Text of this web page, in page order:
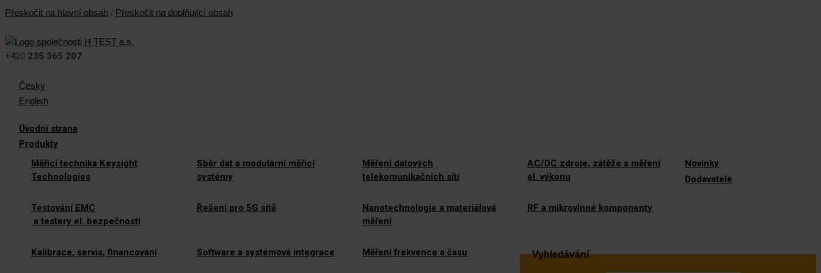
Přeskočit na hlavní obsah / Přeskočit na doplňující obsah
+420 235 365 207
Česky
English
Úvodní strana
Produkty
Měřicí technika Keysight
Technologies
Sběr dat a modulární měřicí
systémy
Měření datových
telekomunikačních sítí
AC/DC zdroje, zátěže a měření
el. výkonu
Testování EMC
a testery el. bezpečnosti
Řešení pro 5G sítě
Nanotechnologie a materiálová
měření
RF a mikrovlnné komponenty
Kalibrace, servis, financování Software a systémová integrace Měření frekvence a času
Novinky
Dodavatelé
Vyhledávání